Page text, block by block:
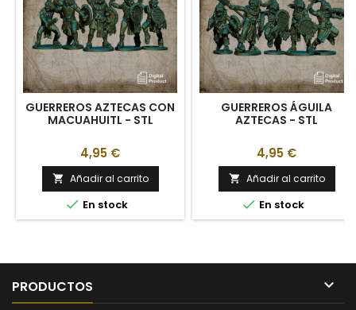
GUERREROS AZTECAS CON
MACUAHUITL - STL
4,95 €
 Añadir al carrito
 En stock
GUERREROS ÁGUILA
AZTECAS - STL
4,95 €
 Añadir al carrito
 En stock
PRODUCTOS 